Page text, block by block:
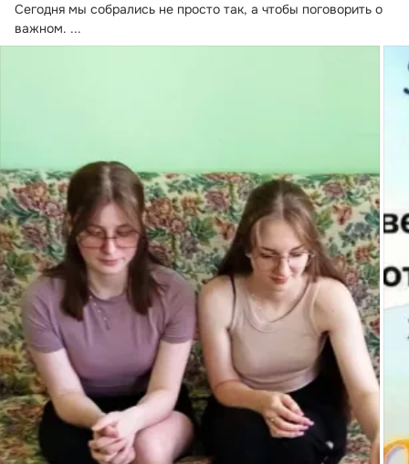
Сегодня мы собрались не просто так, а чтобы поговорить о
важном. ...